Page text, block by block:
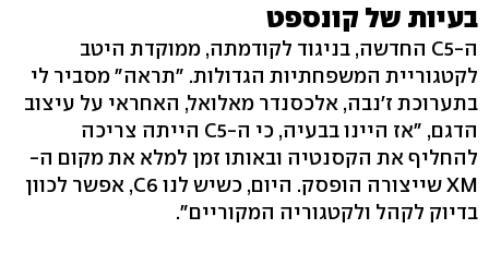
בעיות של קונספט
ה-C5 החדשה, בניגוד לקודמתה, ממוקדת היטב
לקטגוריית המשפחתיות הגדולות. "תראה" מסביר לי
בתערוכת ז'נבה, אלכסנדר מאלואל, האחראי על עיצוב
הדגם, "אז היינו בבעיה, כי ה-C5 הייתה צריכה
להחליף את הקסנטיה ובאותו זמן למלא את מקום ה-
XM שייצורה הופסק. היום, כשיש לנו C6, אפשר לכוון
בדיוק לקהל ולקטגוריה המקוריים".